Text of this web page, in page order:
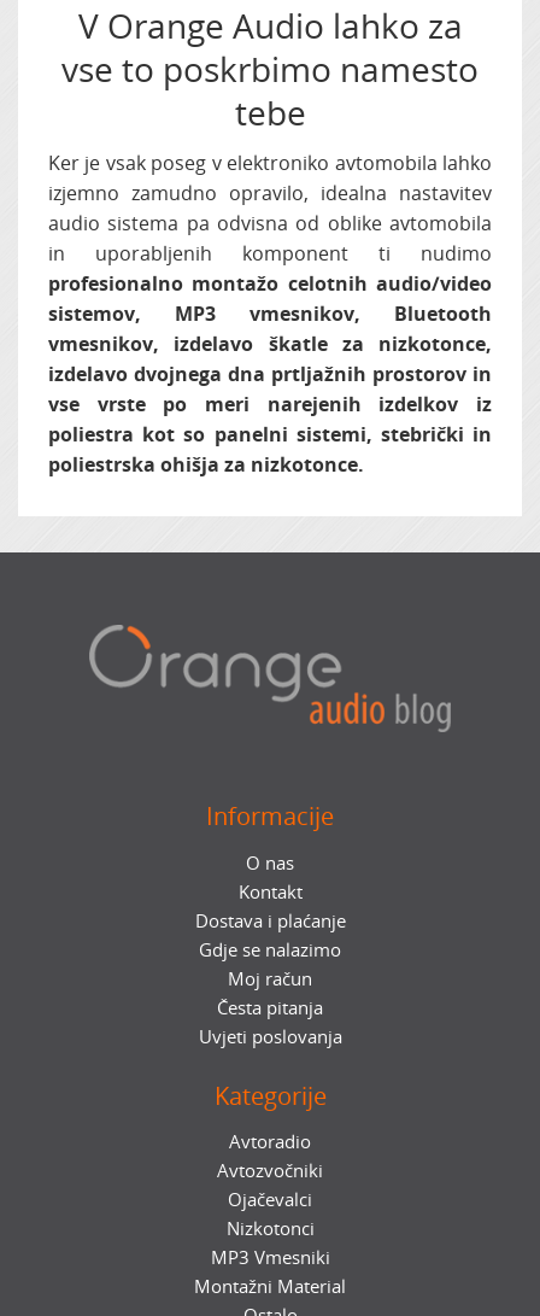
V Orange Audio lahko za
vse to poskrbimo namesto
tebe
Ker je vsak poseg v elektroniko avtomobila lahko
izjemno zamudno opravilo, idealna nastavitev
audio sistema pa odvisna od oblike avtomobila
in uporabljenih komponent ti nudimo
profesionalno montažo celotnih audio/video
sistemov, MP3 vmesnikov, Bluetooth
vmesnikov, izdelavo škatle za nizkotonce,
izdelavo dvojnega dna prtljažnih prostorov in
vse vrste po meri narejenih izdelkov iz
poliestra kot so panelni sistemi, stebrički in
poliestrska ohišja za nizkotonce.
Informacije
O nas
Kontakt
Dostava i plaćanje
Gdje se nalazimo
Moj račun
Česta pitanja
Uvjeti poslovanja
Kategorije
Avtoradio
Avtozvočniki
Ojačevalci
Nizkotonci
MP3 Vmesniki
Montažni Material